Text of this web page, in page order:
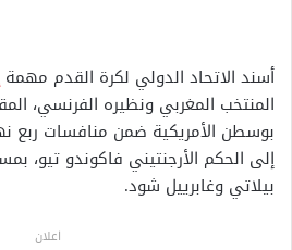
أسند الاتحاد الدولي لكرة القدم مهمة
المنتخب المغربي ونظيره الفرنسي،
إلى الحكم الأرجنتيني فاكوندو تيو،
بيلاتي وغابرييل شود.
اعلان